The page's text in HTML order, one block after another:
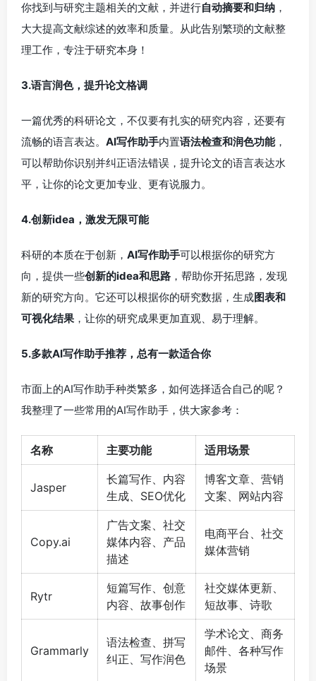
你找到与研究主题相关的文献，并进行自动摘要和归纳 ，
大大提高文献综述的效率和质量。从此告别繁琐的文献整
理工作，专注于研究本身！
3.语言润色，提升论文格调
一篇优秀的科研论文，不仅要有扎实的研究内容，还要有
流畅的语言表达。 AI写作助手内置语法检查和润色功能，
可以帮助你识别并纠正语法错误，提升论文的语言表达水
平，让你的论文更加专业、更有说服力。
4.创新idea，激发无限可能
科研的本质在于创新， AI写作助手可以根据你的研究方
向，提供一些创新的idea和思路 ，帮助你开拓思路，发现
新的研究方向。它还可以根据你的研究数据，生成图表和
可视化结果 ，让你的研究成果更加直观、易于理解。
5.多款AI写作助手推荐，总有一款适合你
市面上的AI写作助手种类繁多，如何选择适合自己的呢？
我整理了一些常用的AI写作助手，供大家参考：
名称 主要功能 适用场景
Jasper
长篇写作、内容
生成、SEO优化
博客文章、营销
文案、网站内容
Copy.ai
广告文案、社交
媒体内容、产品
描述
电商平台、社交
媒体营销
Rytr
短篇写作、创意
内容、故事创作
社交媒体更新、
短故事、诗歌
Grammarly
语法检查、拼写
纠正、写作润色
学术论文、商务
邮件、各种写作
场景